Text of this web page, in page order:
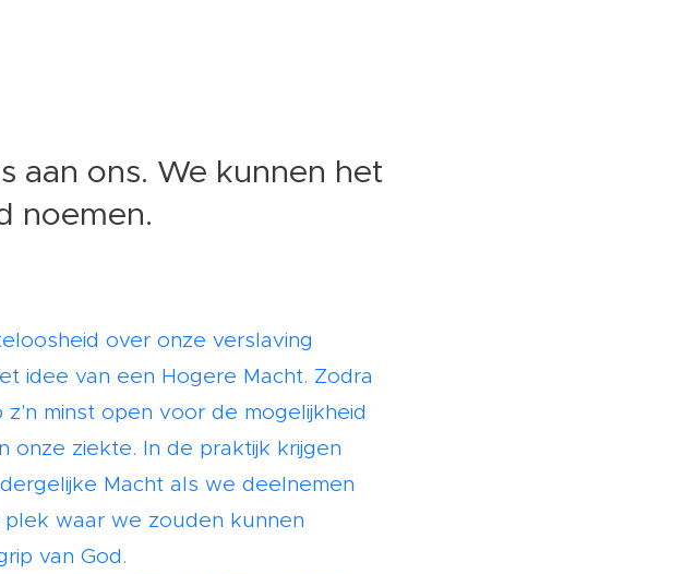
aan ons. We kunnen het
noemen.
over onze verslaving
idee van een Hogere Macht. Zodra
minst open voor de mogelijkheid
onze ziekte. In de praktijk krijgen
Macht als we deelnemen
waar we zouden kunnen
van God.